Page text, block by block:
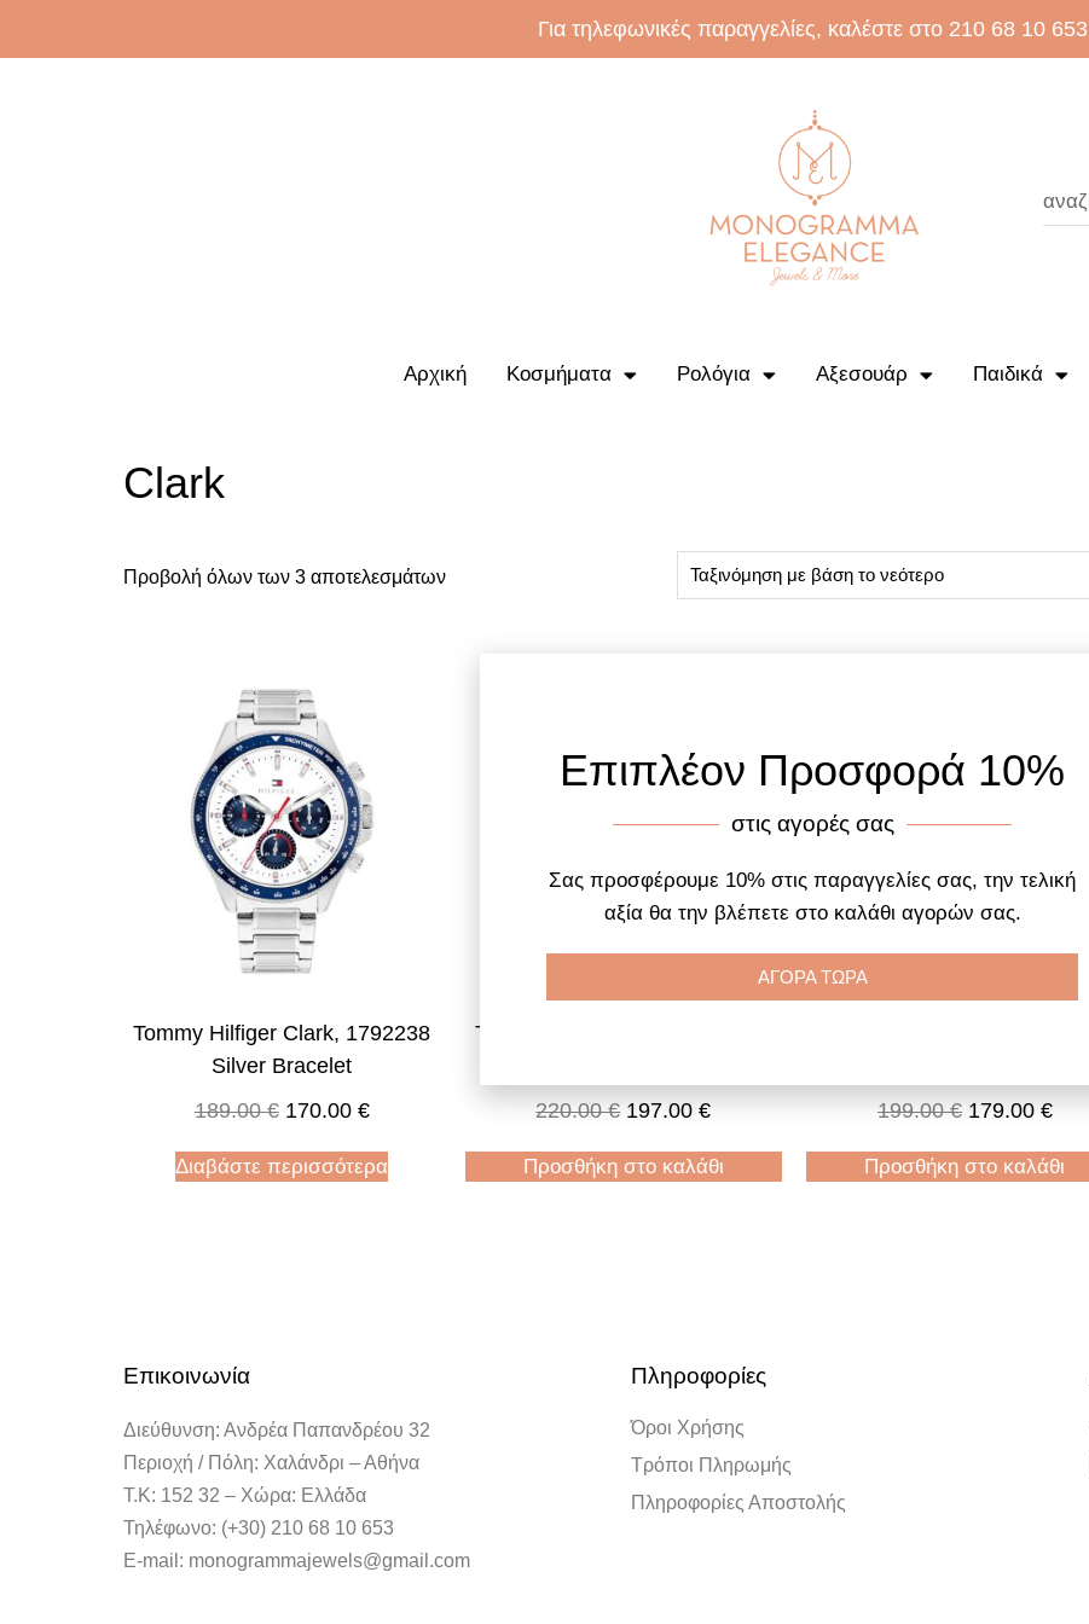
Για τηλεφωνικές παραγγελίες, καλέστε στο 210 68 10 653
Αρχική Κοσμήματα Ρολόγια Αξεσουάρ Παιδικά
Clark
Προβολή όλων των 3 αποτελεσμάτων
Tommy Hilfiger Clark, 1792238
Silver Bracelet
189.00€ 170.00 €
Διαβάστε περισσότερα
Tommy Hilfiger Clark, 1792212
220.00€ 197.00€
Προσθήκη στο καλάθι
Bracelet
199.00€ 179.00 €
Προσθήκη στο καλάθι
Επικοινωνία
Διεύθυνση: Ανδρέα Παπανδρέου 32
Περιοχή / Πόλη: Χαλάνδρι – Αθήνα
Τ.Κ: 152 32 – Χώρα: Ελλάδα
Τηλέφωνο: (+30) 210 68 10 653
E-mail: monogrammajewels@gmail.com
Πληροφορίες
Όροι Χρήσης
Τρόποι Πληρωμής
Πληροφορίες Αποστολής
Επιπλέον Προσφορά 10%
στις αγορές σας
Σας προσφέρουμε 10% στις παραγγελίες σας, την τελική
αξία θα την βλέπετε στο καλάθι αγορών σας.
ΑΓΟΡΑ ΤΩΡΑ